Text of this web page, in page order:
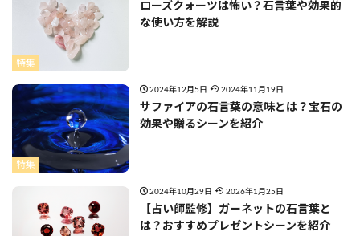
特集
ローズクォーツは怖い？石言葉や効果的
な使い方を解説
特集
2024年12月5日 2024年11月19日
サファイアの石言葉の意味とは？宝石の
効果や贈るシーンを紹介
2024年10月29日 2026年1月25日
【占い師監修】ガーネットの石言葉と
は？おすすめプレゼントシーンを紹介